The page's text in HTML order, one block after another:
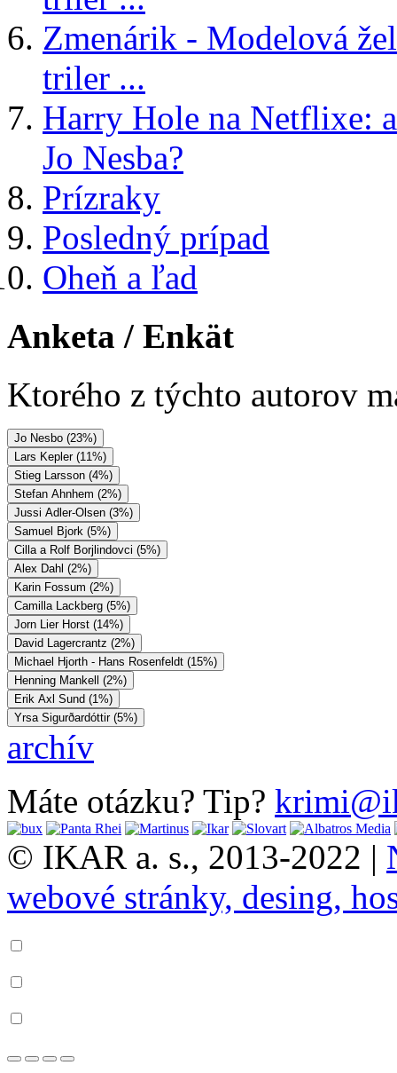
Zmenárik - Modelová
triler ...
Harry Hole na Netflixe:
Jo Nesba?
Prízraky
Posledný prípad
Oheň a ľad
Anketa / Enkät
Ktorého z týchto autorov
Jo Nesbo (23%)
Lars Kepler (11%)
Stieg Larsson (4%)
Stefan Ahnhem (2%)
Jussi Adler-Olsen (3%)
Samuel Bjork (5%)
Cilla a Rolf Borjlindovci (5%)
Alex Dahl (2%)
Karin Fossum (2%)
Camilla Lackberg (5%)
Jorn Lier Horst (14%)
David Lagercrantz (2%)
Michael Hjorth - Hans Rosenfeldt (15%)
Henning Mankell (2%)
Erik Axl Sund (1%)
Yrsa Sigurðardóttir (5%)
archív
Máte otázku? Tip?
© IKAR a. s., 2013-2022 |
webové stránky, desing,